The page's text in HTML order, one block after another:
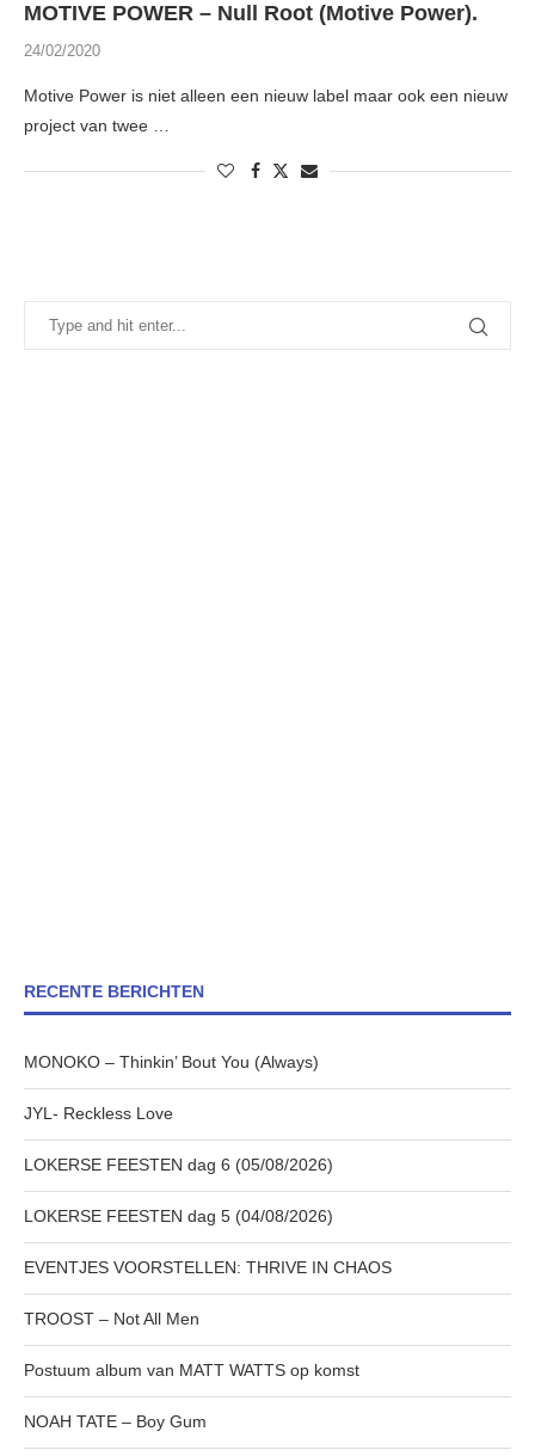
MOTIVE POWER – Null Root (Motive Power).
24/02/2020
Motive Power is niet alleen een nieuw label maar ook een nieuw
project van twee …
RECENTE BERICHTEN
MONOKO – Thinkin’ Bout You (Always)
JYL- Reckless Love
LOKERSE FEESTEN dag 6 (05/08/2026)
LOKERSE FEESTEN dag 5 (04/08/2026)
EVENTJES VOORSTELLEN: THRIVE IN CHAOS
TROOST – Not All Men
Postuum album van MATT WATTS op komst
NOAH TATE – Boy Gum